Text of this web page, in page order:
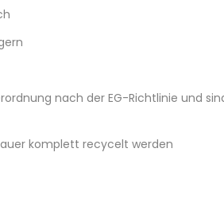
nach der EG-Richtlinie und
komplett recycelt werden